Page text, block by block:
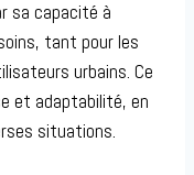
sa capacité à
tant pour les
urbains. Ce
et adaptabilité, en
situations.